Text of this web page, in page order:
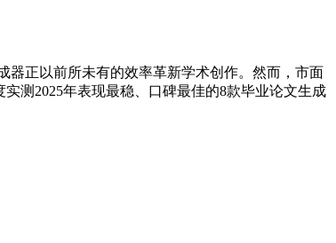
正以前所未有的效率革新学术创作。然而，市面
测2025年表现最稳、口碑最佳的8款毕业论文生成